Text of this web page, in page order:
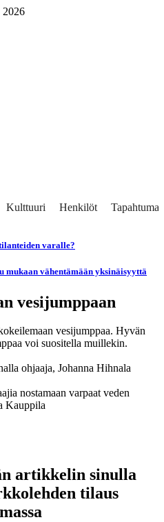
2026
Kulttuuri Henkilöt Tapahtumat
varalle?
mukaan vähentämään yksinäisyyttä
vesijumppaan
vesijumppaa. Hyvän
voi suositella muillekin.
nostamaan varpaat veden
Kauppila
artikkelin sinulla
tilaus